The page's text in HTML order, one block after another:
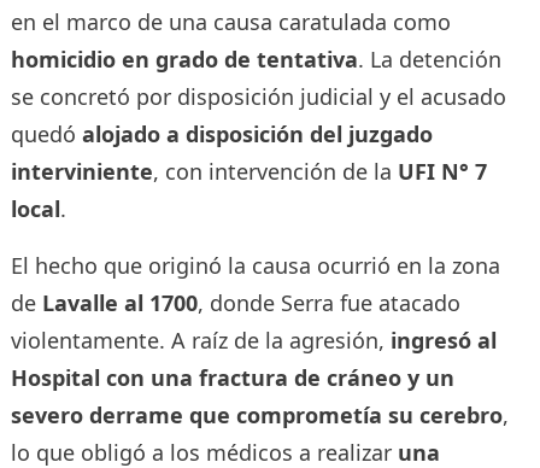
en el marco de una causa caratulada como
homicidio en grado de tentativa. La detención
se concretó por disposición judicial y el acusado
quedó alojado a disposición del juzgado
interviniente, con intervención de la UFI N° 7
local.
El hecho que originó la causa ocurrió en la zona
de Lavalle al 1700, donde Serra fue atacado
violentamente. A raíz de la agresión, ingresó al
Hospital con una fractura de cráneo y un
severo derrame que comprometía su cerebro,
lo que obligó a los médicos a realizar una